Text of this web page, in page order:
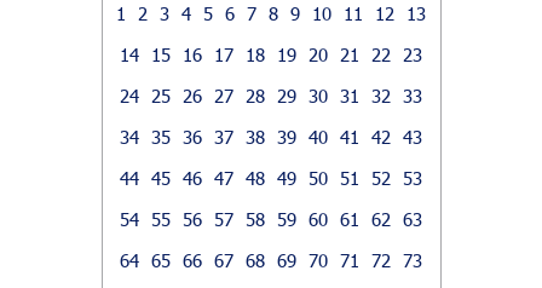
1 2 3 4 5 6 7 8 9 10 11 12
13
14
15 16 17 18 19 20 21 22
23
24
25 26 27 28 29 30 31 32
33
34 35 36 37 38 39 40 41 42
43
44 45 46 47 48 49 50 51 52
53
54 55 56 57 58 59 60 61 62
63
64 65 66 67 68 69 70 71 72
73